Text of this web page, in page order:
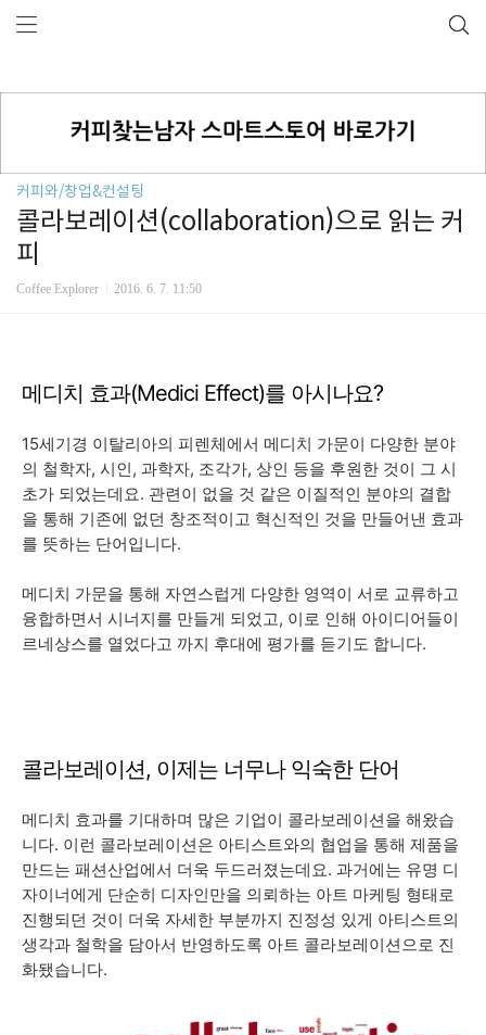
커피와/창업&컨설팅
콜라보레이션(collaboration)으로 읽는 커
피
Coffee Explorer 2016. 6. 7. 11:50
메디치 효과(Medici Effect)를 아시나요?
15세기경 이탈리아의 피렌체에서 메디치 가문이 다양한 분야
의 철학자, 시인, 과학자, 조각가, 상인 등을 후원한 것이 그 시
초가 되었는데요. 관련이 없을 것 같은 이질적인 분야의 결합
을 통해 기존에 없던 창조적이고 혁신적인 것을 만들어낸 효과
를 뜻하는 단어입니다.
메디치 가문을 통해 자연스럽게 다양한 영역이 서로 교류하고
융합하면서 시너지를 만들게 되었고, 이로 인해 아이디어들이
르네상스를 열었다고 까지 후대에 평가를 듣기도 합니다.
콜라보레이션, 이제는 너무나 익숙한 단어
메디치 효과를 기대하며 많은 기업이 콜라보레이션을 해왔습
니다. 이런 콜라보레이션은 아티스트와의 협업을 통해 제품을
만드는 패션산업에서 더욱 두드러졌는데요. 과거에는 유명 디
자이너에게 단순히 디자인만을 의뢰하는 아트 마케팅 형태로
진행되던 것이 더욱 자세한 부분까지 진정성 있게 아티스트의
생각과 철학을 담아서 반영하도록 아트 콜라보레이션으로 진
화됐습니다.